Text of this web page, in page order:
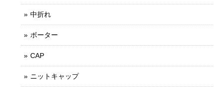
中折れ
ボーター
CAP
ニットキャップ